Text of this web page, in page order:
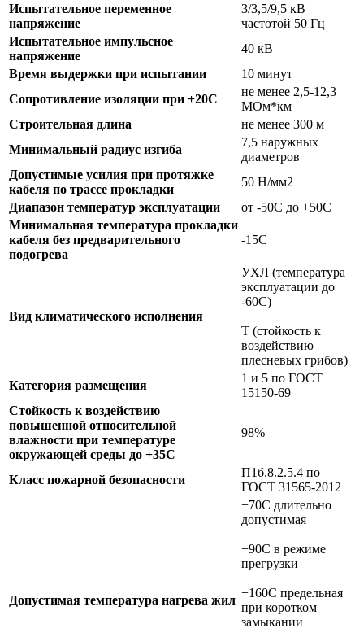
Испытательное переменное
напряжение
3/3,5/9,5 кВ
частотой 50 Гц
Испытательное импульсное
напряжение
40 кВ
Время выдержки при испытании
10 минут
Сопротивление изоляции при +20С
не менее 2,5-12,3
МОм*км
Строительная длина
не менее 300 м
Минимальный радиус изгиба
7,5 наружных
диаметров
Допустимые усилия при протяжке
кабеля по трассе прокладки
50 Н/мм2
Диапазон температур эксплуатации
от -50С до +50С
Минимальная температура прокладки
кабеля без предварительного
подогрева
-15С
Вид климатического исполнения
УХЛ (температура
эксплуатации до
-60С)
Т (стойкость к
воздействию
плесневых грибов)
Категория размещения
1 и 5 по ГОСТ
15150-69
Стойкость к воздействию
повышенной относительной
влажности при температуре
окружающей среды до +35C
98%
Класс пожарной безопасности
П1б.8.2.5.4 по
ГОСТ 31565-2012
Допустимая температура нагрева жил
+70C длительно
допустимая
+90C в режиме
прегрузки
+160C предельная
при коротком
замыкании